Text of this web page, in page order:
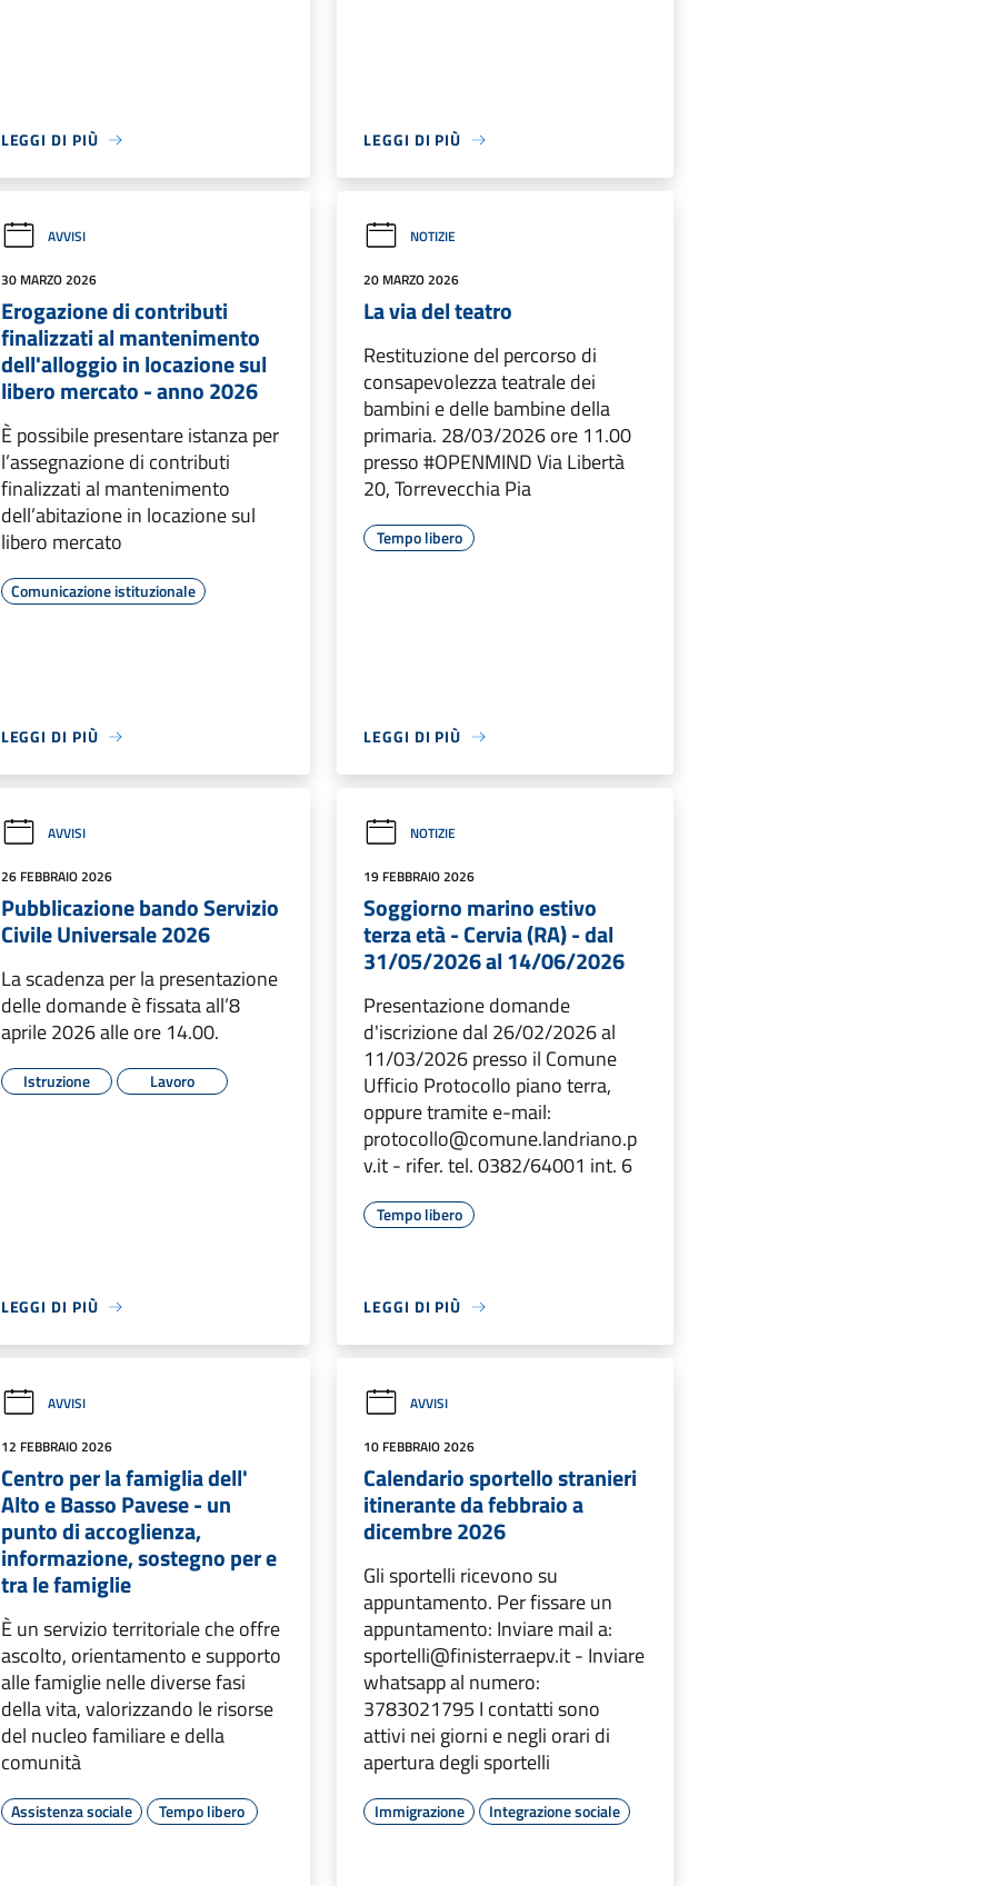
LEGGI DI PIÙ LEGGI DI PIÙ
AVVISI
30 MARZO 2026
Erogazione di contributi
finalizzati al mantenimento
dell'alloggio in locazione sul
libero mercato - anno 2026
È possibile presentare istanza per
l’assegnazione di contributi
finalizzati al mantenimento
dell’abitazione in locazione sul
libero mercato
Comunicazione istituzionale
LEGGI DI PIÙ
NOTIZIE
20 MARZO 2026
La via del teatro
Restituzione del percorso di
consapevolezza teatrale dei
bambini e delle bambine della
primaria. 28/03/2026 ore 11.00
presso #OPENMIND Via Libertà
20, Torrevecchia Pia
Tempo libero
LEGGI DI PIÙ
AVVISI
26 FEBBRAIO 2026
Pubblicazione bando Servizio
Civile Universale 2026
La scadenza per la presentazione
delle domande è fissata all’8
aprile 2026 alle ore 14.00.
Istruzione Lavoro
LEGGI DI PIÙ
NOTIZIE
19 FEBBRAIO 2026
Soggiorno marino estivo
terza età - Cervia (RA) - dal
31/05/2026 al 14/06/2026
Presentazione domande
d'iscrizione dal 26/02/2026 al
11/03/2026 presso il Comune
Ufficio Protocollo piano terra,
oppure tramite e-mail:
protocollo@comune.landriano.p
v.it - rifer. tel. 0382/64001 int. 6
Tempo libero
LEGGI DI PIÙ
AVVISI
12 FEBBRAIO 2026
Centro per la famiglia dell'
Alto e Basso Pavese - un
punto di accoglienza,
informazione, sostegno per e
tra le famiglie
È un servizio territoriale che offre
ascolto, orientamento e supporto
alle famiglie nelle diverse fasi
della vita, valorizzando le risorse
del nucleo familiare e della
comunità
Assistenza sociale Tempo libero
AVVISI
10 FEBBRAIO 2026
Calendario sportello stranieri
itinerante da febbraio a
dicembre 2026
Gli sportelli ricevono su
appuntamento. Per fissare un
appuntamento: Inviare mail a:
sportelli@finisterraepv.it - Inviare
whatsapp al numero:
3783021795 I contatti sono
attivi nei giorni e negli orari di
apertura degli sportelli
Immigrazione Integrazione sociale